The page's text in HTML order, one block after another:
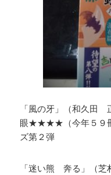
「風の牙」（和久
眼★★★★（今年５９冊
ズ第２弾
「迷い熊 奔る」（